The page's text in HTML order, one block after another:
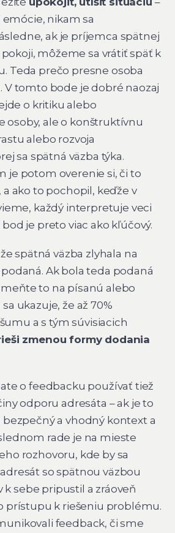
emócie, nikam sa
ak je príjemca spätnej
pokoji, môžeme sa vrátiť späť k
Teda prečo presne osoba
V tomto bode je dobré naozaj
o kritiku alebo
osoby, ale o konštruktívnu
alebo rozvoja
sa spätná väzba týka.
je potom overenie si, či to
ako to pochopil, keďže v
každý interpretuje veci
je preto viac ako kľúčový.
spätná väzba zlyhala na
Ak bola teda podaná
to na písanú alebo
ukazuje, že až 70%
a s tým súvisiacich
zmenou formy dodania
o feedbacku používať tiež
odporu adresáta – ak je to
a vhodný kontext a
rade je na mieste
rozhovoru, kde by sa
so spätnou väzbou
k sebe pripustil a zráoveň
prístupu k riešeniu problému.
feedback, či sme